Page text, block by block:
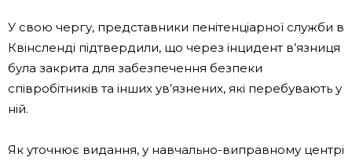
У свою чергу, представники пенітенціарної служби в
Квінсленді підтвердили, що через інцидент в’язниця
була закрита для забезпечення безпеки
співробітників та інших ув’язнених, які перебувають у
ній.
Як уточнює видання, у навчально-виправному центрі